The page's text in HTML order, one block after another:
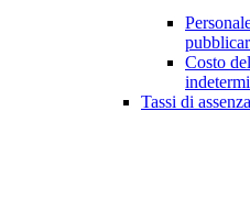
Costo
Tassi di assenza